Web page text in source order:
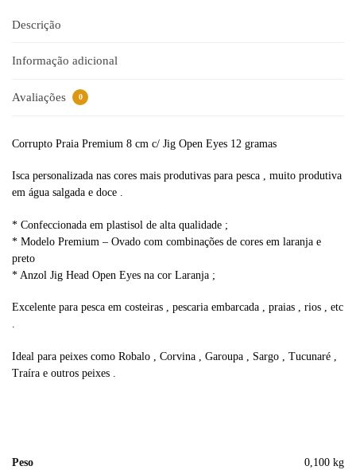
Descrição
Informação adicional
Avaliações 0
Corrupto Praia Premium 8 cm c/ Jig Open Eyes 12 gramas
Isca personalizada nas cores mais produtivas para pesca , muito produtiva
em água salgada e doce .
* Confeccionada em plastisol de alta qualidade ;
* Modelo Premium – Ovado com combinações de cores em laranja e
preto
* Anzol Jig Head Open Eyes na cor Laranja ;
Excelente para pesca em costeiras , pescaria embarcada , praias , rios , etc
.
Ideal para peixes como Robalo , Corvina , Garoupa , Sargo , Tucunaré ,
Traíra e outros peixes .
Peso 0,100 kg